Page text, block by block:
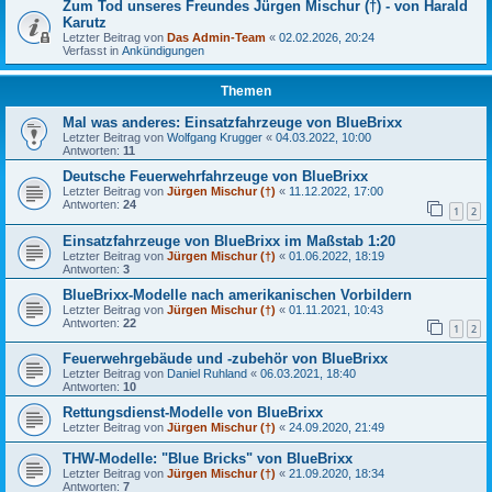
Zum Tod unseres Freundes Jürgen Mischur (†) - von Harald
Karutz
Letzter Beitrag von Das Admin-Team « 02.02.2026, 20:24
Verfasst in Ankündigungen
Themen
Mal was anderes: Einsatzfahrzeuge von BlueBrixx
Letzter Beitrag von Wolfgang Krugger « 04.03.2022, 10:00
Antworten: 11
Deutsche Feuerwehrfahrzeuge von BlueBrixx
Letzter Beitrag von Jürgen Mischur (†) « 11.12.2022, 17:00
Antworten: 24 1 2
Einsatzfahrzeuge von BlueBrixx im Maßstab 1:20
Letzter Beitrag von Jürgen Mischur (†) « 01.06.2022, 18:19
Antworten: 3
BlueBrixx-Modelle nach amerikanischen Vorbildern
Letzter Beitrag von Jürgen Mischur (†) « 01.11.2021, 10:43
Antworten: 22 1 2
Feuerwehrgebäude und -zubehör von BlueBrixx
Letzter Beitrag von Daniel Ruhland « 06.03.2021, 18:40
Antworten: 10
Rettungsdienst-Modelle von BlueBrixx
Letzter Beitrag von Jürgen Mischur (†) « 24.09.2020, 21:49
THW-Modelle: "Blue Bricks" von BlueBrixx
Letzter Beitrag von Jürgen Mischur (†) « 21.09.2020, 18:34
Antworten: 7